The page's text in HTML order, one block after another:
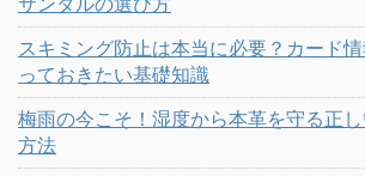
スキミング防止は本当に必要？カード
っておきたい基礎知識
梅雨の今こそ！湿度から本革を守る正
方法